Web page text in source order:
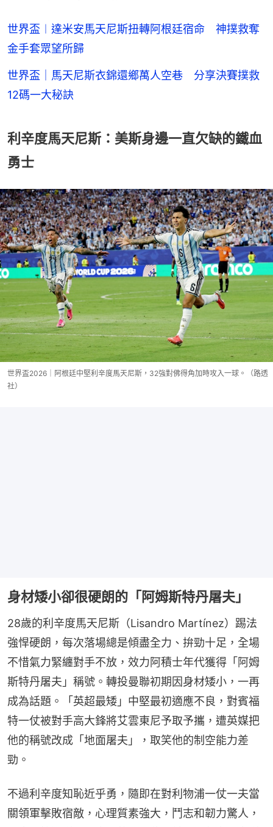
世界盃︱達米安馬天尼斯扭轉阿根廷宿命 神撲救奪
金手套眾望所歸
世界盃｜馬天尼斯衣錦還鄉萬人空巷 分享決賽撲救
12碼一大秘訣
利辛度馬天尼斯：美斯身邊一直欠缺的鐵血
勇士
世界盃2026｜阿根廷中堅利辛度馬天尼斯，32強對佛得角加時攻入一球。（路透
社）
身材矮小卻很硬朗的「阿姆斯特丹屠夫」
28歲的利辛度馬天尼斯（Lisandro Martínez）踢法
強悍硬朗，每次落場總是傾盡全力、拚勁十足，全場
不惜氣力緊纏對手不放，效力阿積士年代獲得「阿姆
斯特丹屠夫」稱號。轉投曼聯初期因身材矮小，一再
成為話題。「英超最矮」中堅最初適應不良，對賓福
特一仗被對手高大鋒將艾雲東尼予取予攜，遭英媒把
他的稱號改成「地面屠夫」，取笑他的制空能力差
勁。
不過利辛度知恥近乎勇，隨即在對利物浦一仗一夫當
關領軍擊敗宿敵，心理質素強大，鬥志和韌力驚人，